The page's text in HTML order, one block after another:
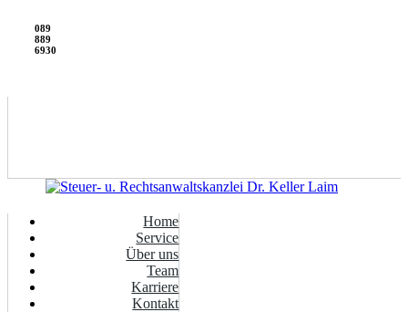
089
889
6930
Home
Service
Über uns
Team
Karriere
Kontakt